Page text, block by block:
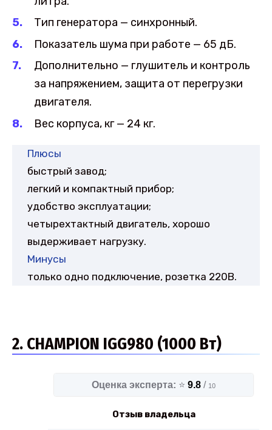
Тип генератора — синхронный.
Показатель шума при работе — 65 дБ.
Дополнительно — глушитель и контроль
за напряжением, защита от перегрузки
двигателя.
Вес корпуса, кг — 24 кг.
Плюсы
быстрый завод;
легкий и компактный прибор;
удобство эксплуатации;
четырехтактный двигатель, хорошо
выдерживает нагрузку.
Минусы
только одно подключение, розетка 220В.
2. CHAMPION IGG980 (1000 Вт)
Оценка эксперта: ⭐ 9.8 / 10
Отзыв владельца